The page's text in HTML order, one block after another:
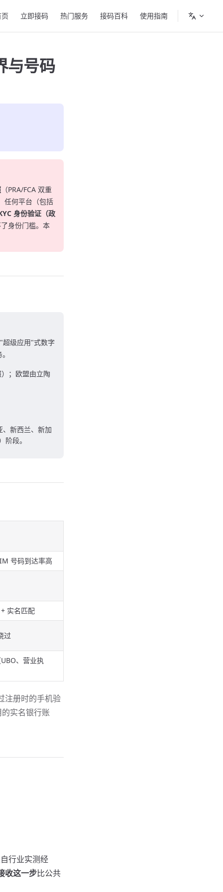
立即接码 热门服务 接码百科 使用指南
与号码
（PRA/FCA 双重
任何平台（包括
身份验证（政
身份门槛。本
级应用"式数字
；欧盟由立陶
、新西兰、新加
段。
号码到达率高
实名匹配
过
、营业执
注册时的手机验
实名银行账
行业实测经
收这一步比公共